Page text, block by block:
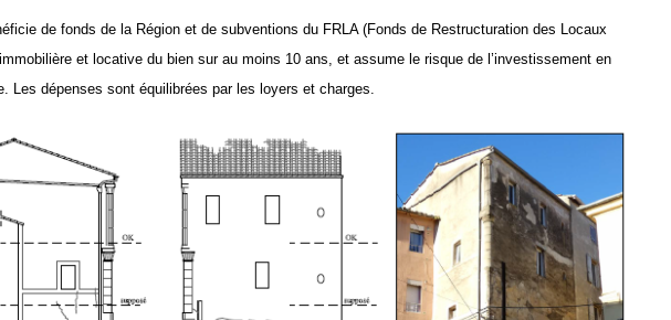
de fonds de la Région et de subventions du FRLA (Fonds de Restructuration des Locaux
immobilière et locative du bien sur au moins 10 ans, et assume le risque de l’investissement en
Les dépenses sont équilibrées par les loyers et charges.